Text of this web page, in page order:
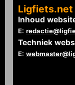
Ligfiets.net
Inhoud
E:
Techniek
E: